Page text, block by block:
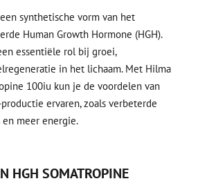
synthetische vorm van het
Human Growth Hormone (HGH).
essentiële rol bij groei,
in het lichaam. Met Hilma
100iu kun je de voordelen van
ervaren, zoals verbeterde
meer energie.
HGH SOMATROPINE